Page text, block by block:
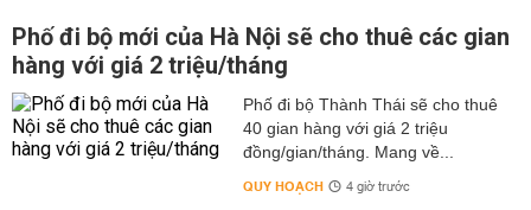
Phố đi bộ mới của Hà Nội sẽ cho thuê các gian
hàng với giá 2 triệu/tháng
Phố đi bộ Thành Thái sẽ cho thuê
40 gian hàng với giá 2 triệu
đồng/gian/tháng. Mang về...
QUY HOẠCH 4 giờ trước